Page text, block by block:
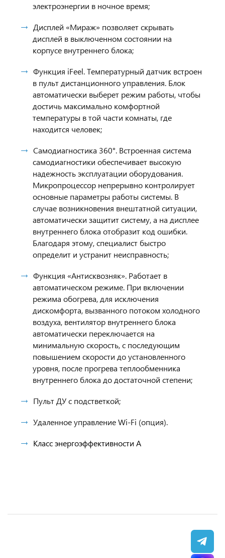
электроэнергии в ночное время;
Дисплей «Мираж» позволяет скрывать
дисплей в выключенном состоянии на
корпусе внутреннего блока;
Функция iFeel. Температурный датчик встроен
в пульт дистанционного управления. Блок
автоматически выберет режим работы, чтобы
достичь максимально комфортной
температуры в той части комнаты, где
находится человек;
Cамодиагностика 360°. Встроенная система
самодиагностики обеспечивает высокую
надежность эксплуатации оборудования.
Микропроцессор непрерывно контролирует
основные параметры работы системы. В
случае возникновения внештатной ситуации,
автоматически защитит систему, а на дисплее
внутреннего блока отобразит код ошибки.
Благодаря этому, специалист быстро
определит и устранит неисправность;
Функция «Антисквозняк». Работает в
автоматическом режиме. При включении
режима обогрева, для исключения
дискомфорта, вызванного потоком холодного
воздуха, вентилятор внутреннего блока
автоматически переключается на
минимальную скорость, с последующим
повышением скорости до установленного
уровня, после прогрева теплообменника
внутреннего блока до достаточной степени;
Пульт ДУ с подстветкой;
Удаленное управление Wi-Fi (опция).
Класс энергоэффективности A